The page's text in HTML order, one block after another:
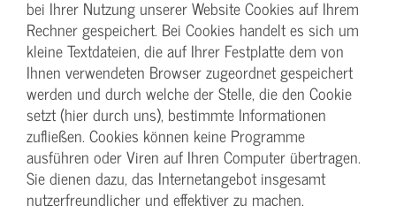
bei Ihrer Nutzung unserer Website Cookies auf Ihrem
Rechner gespeichert. Bei Cookies handelt es sich um
kleine Textdateien, die auf Ihrer Festplatte dem von
Ihnen verwendeten Browser zugeordnet gespeichert
werden und durch welche der Stelle, die den Cookie
setzt (hier durch uns), bestimmte Informationen
zufließen. Cookies können keine Programme
ausführen oder Viren auf Ihren Computer übertragen.
Sie dienen dazu, das Internetangebot insgesamt
nutzerfreundlicher und effektiver zu machen.